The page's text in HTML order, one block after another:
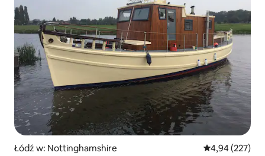
Łódź w: Nottinghamshire Średnia
4,94 (227)